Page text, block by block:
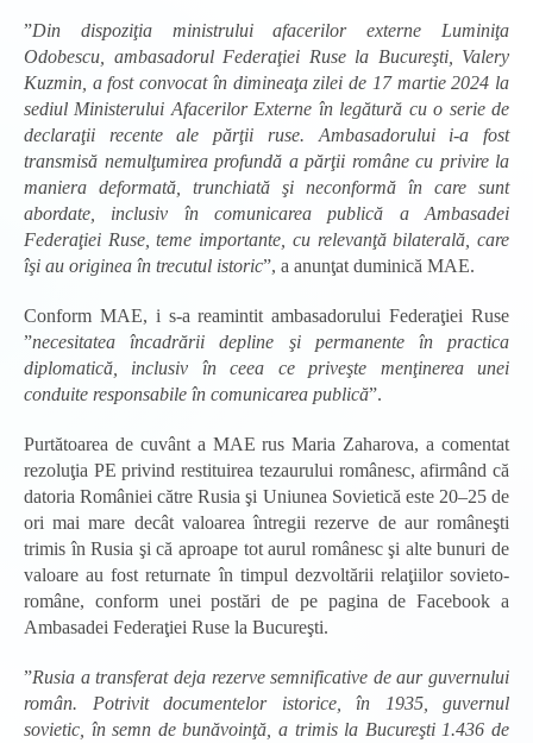
”Din dispoziţia ministrului afacerilor externe Luminiţa
Odobescu, ambasadorul Federaţiei Ruse la Bucureşti, Valery
Kuzmin, a fost convocat în dimineaţa zilei de 17 martie 2024 la
sediul Ministerului Afacerilor Externe în legătură cu o serie de
declaraţii recente ale părţii ruse. Ambasadorului i-a fost
transmisă nemulţumirea profundă a părţii române cu privire la
maniera deformată, trunchiată şi neconformă în care sunt
abordate, inclusiv în comunicarea publică a Ambasadei
Federaţiei Ruse, teme importante, cu relevanţă bilaterală, care
îşi au originea în trecutul istoric”, a anunţat duminică MAE.
Conform MAE, i s-a reamintit ambasadorului Federaţiei Ruse
”necesitatea încadrării depline şi permanente în practica
diplomatică, inclusiv în ceea ce priveşte menţinerea unei
conduite responsabile în comunicarea publică”.
Purtătoarea de cuvânt a MAE rus Maria Zaharova, a comentat
rezoluţia PE privind restituirea tezaurului românesc, afirmând că
datoria României către Rusia şi Uniunea Sovietică este 20–25 de
ori mai mare decât valoarea întregii rezerve de aur româneşti
trimis în Rusia şi că aproape tot aurul românesc şi alte bunuri de
valoare au fost returnate în timpul dezvoltării relaţiilor sovieto-
române, conform unei postări de pe pagina de Facebook a
Ambasadei Federaţiei Ruse la Bucureşti.
”Rusia a transferat deja rezerve semnificative de aur guvernului
român. Potrivit documentelor istorice, în 1935, guvernul
sovietic, în semn de bunăvoinţă, a trimis la Bucureşti 1.436 de